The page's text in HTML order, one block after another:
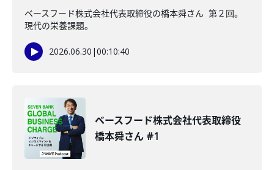
ベースフード株式会社代表取締役の橋本舜さん 第２回。
現代の栄養課題。
2026.06.30 |00:10:40
ベースフード株式会社代表取締役
橋本舜さん #1